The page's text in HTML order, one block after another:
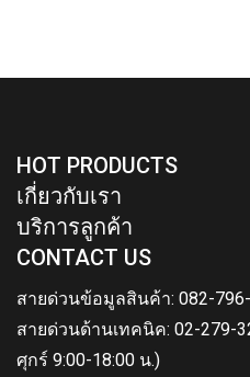
HOT PRODUCTS
เกี่ยวกับเรา
บริการลูกค้า
CONTACT US
สายด่วนข้อมูลสินค้า: 082-
สายด่วนด้านเทคนิค: 02-279-
ศุกร์ 9:00-18:00 น.)